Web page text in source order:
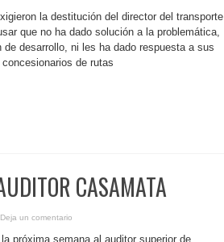
la destitución del director del transporte
que no ha dado solución a la problemática,
desarrollo, ni les ha dado respuesta a sus
de rutas
CASAMATA
Deja un comentario
próxima semana al auditor superior de